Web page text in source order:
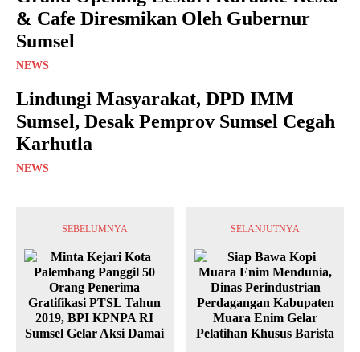
& Cafe Diresmikan Oleh Gubernur
Sumsel
NEWS
Lindungi Masyarakat, DPD IMM
Sumsel, Desak Pemprov Sumsel Cegah
Karhutla
NEWS
SEBELUMNYA SELANJUTNYA